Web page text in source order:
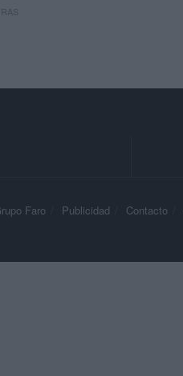
Faro Publicidad Contacto